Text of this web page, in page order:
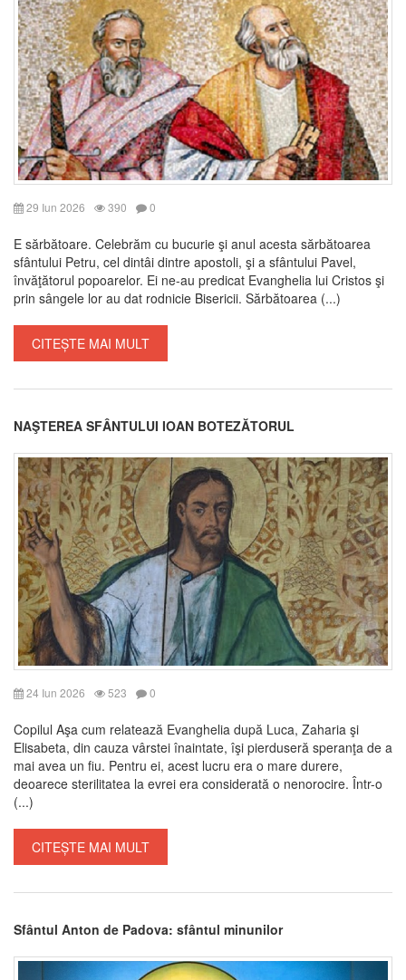
29 Iun 2026 390 0
E sărbătoare. Celebrăm cu bucurie şi anul acesta sărbătoarea
sfântului Petru, cel dintâi dintre apostoli, şi a sfântului Pavel,
învăţătorul popoarelor. Ei ne-au predicat Evanghelia lui Cristos şi
prin sângele lor au dat rodnicie Bisericii. Sărbătoarea (...)
CITEȘTE MAI MULT
NAŞTEREA SFÂNTULUI IOAN BOTEZĂTORUL
24 Iun 2026 523 0
Copilul Aşa cum relatează Evanghelia după Luca, Zaharia şi
Elisabeta, din cauza vârstei înaintate, îşi pierduseră speranţa de a
mai avea un fiu. Pentru ei, acest lucru era o mare durere,
deoarece sterilitatea la evrei era considerată o nenorocire. Într-o
(...)
CITEȘTE MAI MULT
Sfântul Anton de Padova: sfântul minunilor